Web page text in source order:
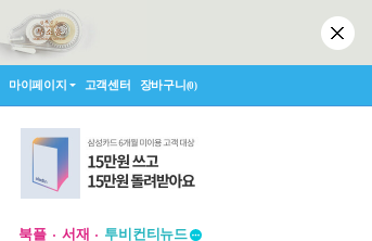
마이페이지 고객센터 장바구니(0)
북플 서재
창작플랫폼